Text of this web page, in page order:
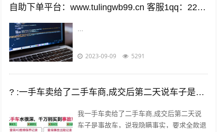
自助下单平台：www.tulingwb99.cn 客服1qq：2221028208 客服2qq：2221028208
2023-09-09 5291
? :一手车卖给了二手车商,成交后第二天说车子是事故车，说隐瞒事实？
我一手车卖给了二手车商,成交后第二天说
车子是事故车，说我隐瞒事实，要求全款退